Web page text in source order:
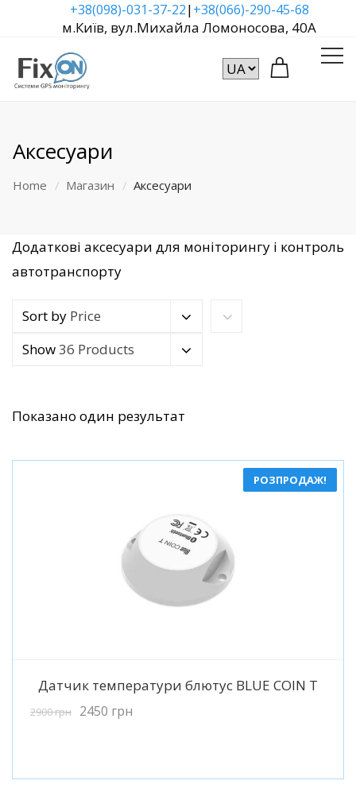
+38(098)-031-37-22|+38(066)-290-45-68
м.Київ, вул.Михайла Ломоносова, 40А
Аксесуари
Home Магазин Аксесуари
Додаткові аксесуари для моніторингу і контроль
автотранспорту
Sort by Price
Show36 Products
Показано один результат
РОЗПРОДАЖ!
Детальніше
Датчик температури блютус BLUE COIN T
2900грн 2450 грн